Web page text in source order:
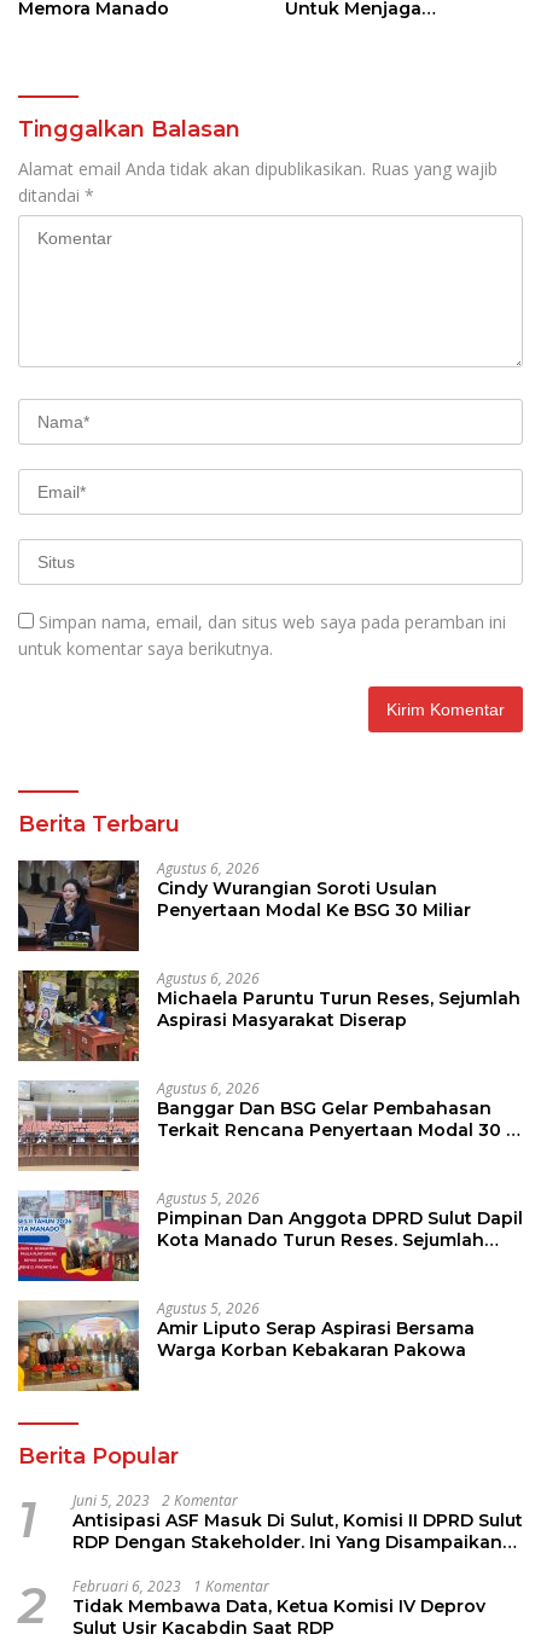
Memora Manado
Untuk Menjaga
Tinggalkan Balasan
Alamat email Anda tidak akan dipublikasikan. Ruas yang wajib
ditandai *
Simpan nama, email, dan situs web saya pada peramban ini
untuk komentar saya berikutnya.
Berita Terbaru
Agustus 6, 2026
Cindy Wurangian Soroti Usulan
Penyertaan Modal Ke BSG 30 Miliar
Agustus 6, 2026
Michaela Paruntu Turun Reses, Sejumlah
Aspirasi Masyarakat Diserap
Agustus 6, 2026
Banggar Dan BSG Gelar Pembahasan
Terkait Rencana Penyertaan Modal 30 M
Agustus 5, 2026
Pimpinan Dan Anggota DPRD Sulut Dapil
Kota Manado Turun Reses. Sejumlah
Agustus 5, 2026
Amir Liputo Serap Aspirasi Bersama
Warga Korban Kebakaran Pakowa
Berita Popular
1 Juni 5, 2023 2 Komentar
Antisipasi ASF Masuk Di Sulut, Komisi II DPRD Sulut
RDP Dengan Stakeholder. Ini Yang Disampaikan
2 Februari 6, 2023 1 Komentar
Tidak Membawa Data, Ketua Komisi IV Deprov
Sulut Usir Kacabdin Saat RDP